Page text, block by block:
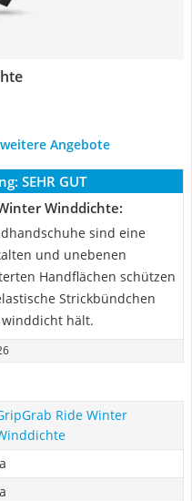
Angebote
SEHR GUT
Winddichte:
sind eine
und unebenen
Handflächen schützen
Strickbündchen
hält.
Ride Winter